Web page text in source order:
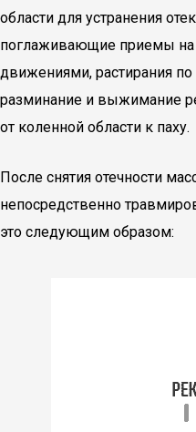
области для устранения
поглаживающие приемы
движениями, растирания по
разминание и выжимание
от коленной области к паху.
После снятия отечности
непосредственно
это следующим образом: